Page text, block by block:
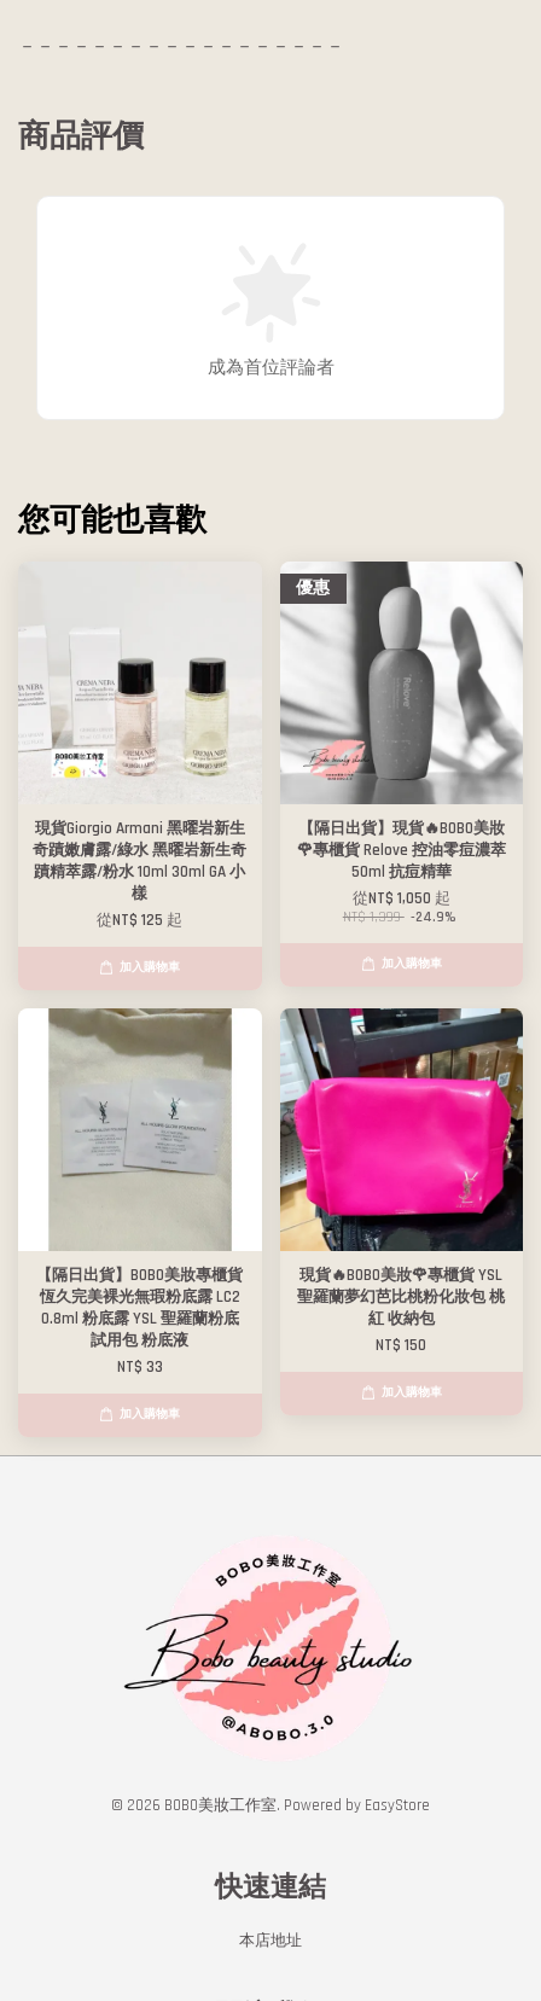
－－－－－－－－－－－－－－－－－－
商品評價
成為首位評論者
您可能也喜歡
現貨Giorgio Armani 黑曜岩新生
奇蹟嫩膚露/綠水 黑曜岩新生奇
蹟精萃露/粉水 10ml 30ml GA 小
樣
從NT$ 125 起
加入購物車
優惠
【隔日出貨】現貨🔥BOBO美妝
🌹專櫃貨 Relove 控油零痘濃萃
50ml 抗痘精華
從NT$ 1,050 起
NT$ 1,399 -24.9%
加入購物車
【隔日出貨】BOBO美妝專櫃貨
恆久完美裸光無瑕粉底露 LC2
0.8ml 粉底露 YSL 聖羅蘭粉底
試用包 粉底液
NT$ 33
加入購物車
現貨🔥BOBO美妝🌹專櫃貨 YSL
聖羅蘭夢幻芭比桃粉化妝包 桃
紅 收納包
NT$ 150
加入購物車
© 2026 BOBO美妝工作室. Powered by EasyStore
快速連結
本店地址